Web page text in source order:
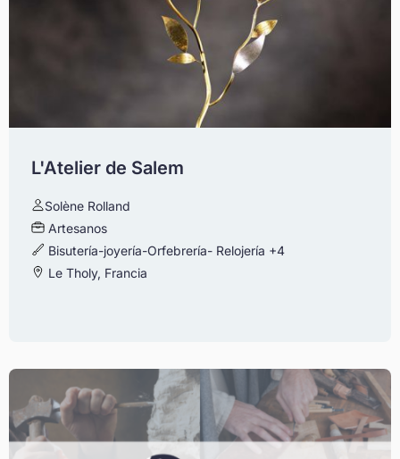
L'Atelier de Salem
Solène Rolland
Artesanos
Bisutería-joyería-Orfebrería- Relojería +4
Le Tholy, Francia